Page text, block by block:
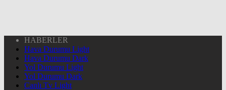
HABERLER
Hava Durumu Light
Hava Durumu Dark
Yol Durumu Light
Yol Durumu Dark
Canlı Tv Light